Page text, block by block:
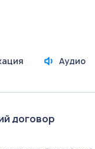
Аудио
договор